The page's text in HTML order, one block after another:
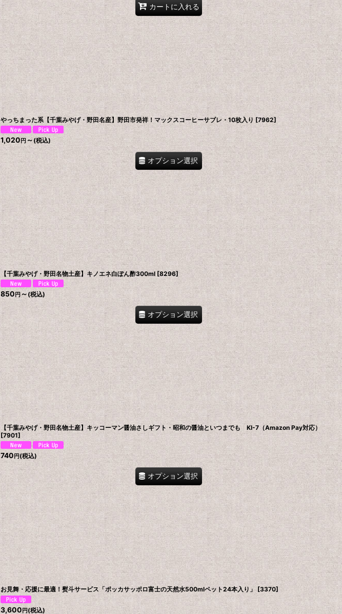
カートに入れる
やっちまった系【千葉みやげ・野田名産】野田市発祥！マックスコーヒーサブレ・10枚入り [7962]
1,020円～ (税込)
オプション選択
【千葉みやげ・野田名物土産】キノエネ白ぽん酢300ml [8296]
850 円 ～ (税込)
オプション選択
【千葉みやげ・野田名物土産】キッコーマン醤油さしギフト・昭和の醤油といつまでも KI-7（Amazon Pay対応）
[7901]
740 円 (税込)
オプション選択
お見舞・応援に最適！熨斗サービス「ポッカサッポロ富士の天然水500mlペット24本入り」 [3370]
3,600 円 (税込)